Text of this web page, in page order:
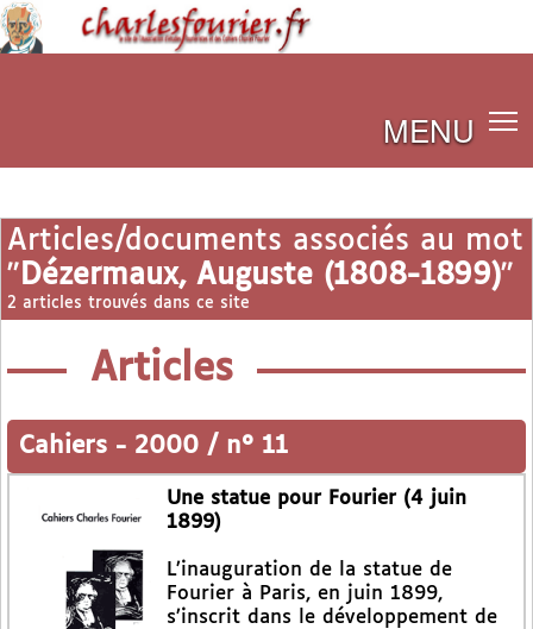
MENU
Articles/documents associés au mot
" Dézermaux, Auguste (1808-1899)"
2 articles trouvés dans ce site
Articles
Cahiers - 2000 / n° 11
Une statue pour Fourier (4 juin
1899)
L’inauguration de la statue de
Fourier à Paris, en juin 1899,
s’inscrit dans le développement de